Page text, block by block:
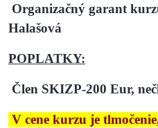
Organizačný garant
Halašová
POPLATKY:
Člen SKIZP-200 Eur,
V cene kurzu je